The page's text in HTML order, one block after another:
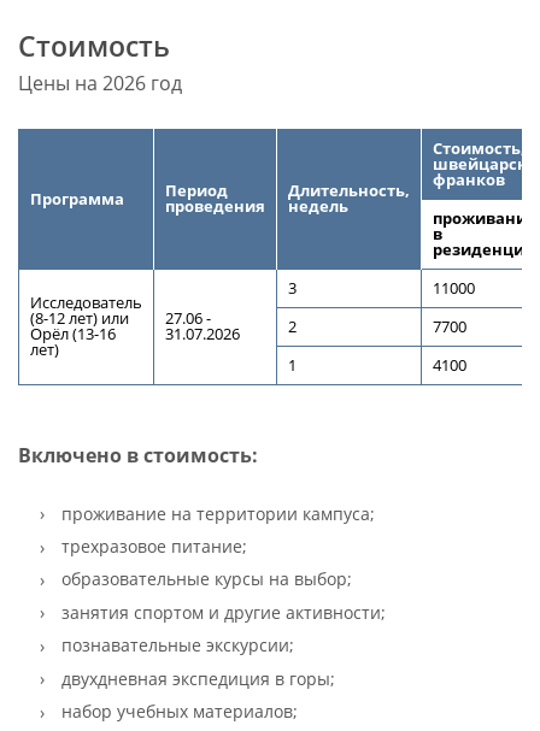
Стоимость
Цены на 2026 год
Программа Период
проведения
Длительность,
недель
Стоимость,
шв
франков
проживание
в
резиденции
Исследователь
(8-12лет) или
Орёл(13-16
лет)
27.06 -
31.07.2026
3
11000
2
7700
1
4100
Включено в стоимость:
проживание на территории кампуса;
трехразовое питание;
образовательные курсы на выбор;
занятия спортом и другие активности;
познавательные экскурсии;
двухдневная экспедиция в горы;
набор учебных материалов;